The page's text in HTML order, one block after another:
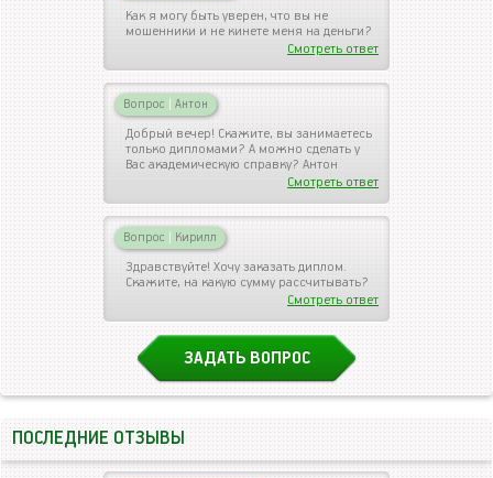
Как я могу быть уверен, что вы не
мошенники и не кинете меня на деньги?
Смотреть ответ
Вопрос | Антон
Добрый вечер! Скажите, вы занимаетесь
только дипломами? А можно сделать у
Вас академическую справку? Антон
Смотреть ответ
Вопрос | Кирилл
Здравствуйте! Хочу заказать диплом.
Скажите, на какую сумму рассчитывать?
Смотреть ответ
ЗАДАТЬ ВОПРОС
ПОСЛЕДНИЕ ОТЗЫВЫ